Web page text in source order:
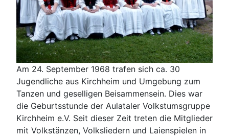
Am 24. September 1968 trafen sich ca. 30
Jugendliche aus Kirchheim und Umgebung zum
Tanzen und geselligen Beisammensein. Dies war
die Geburtsstunde der Aulataler Volkstumsgruppe
Kirchheim e.V. Seit dieser Zeit treten die Mitglieder
mit Volkstänzen, Volksliedern und Laienspielen in